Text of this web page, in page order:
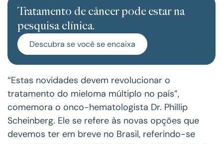
Tratamento de câncer pode estar na
pesquisa clínica.
Descubra se você se encaixa
“Estas novidades devem revolucionar o
tratamento do mieloma múltiplo no país”,
comemora o onco-hematologista Dr. Phillip
Scheinberg. Ele se refere às novas opções que
devemos ter em breve no Brasil, referindo-se